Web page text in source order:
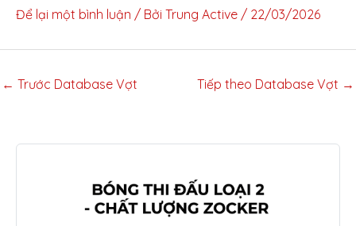
Để lại một bình luận / Bởi Trung Active / 22/03/2026
← Trước Database Vợt Tiếp theo Database Vợt →